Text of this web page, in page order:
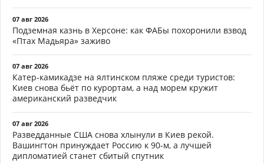
07 авг 2026
Подземная казнь в Херсоне: как ФАБы похоронили взвод
«Птах Мадьяра» заживо
07 авг 2026
Катер-камикадзе на ялтинском пляже среди туристов:
Киев снова бьёт по курортам, а над морем кружит
американский разведчик
07 авг 2026
Разведданные США снова хлынули в Киев рекой.
Вашингтон принуждает Россию к 90-м, а лучшей
дипломатией станет сбитый спутник